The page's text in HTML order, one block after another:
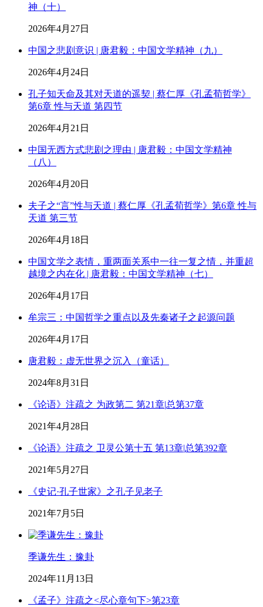
神（十）
2026年4月27日
中国之悲剧意识 | 唐君毅：中国文学精神（九）
2026年4月24日
孔子知天命及其对天道的遥契 | 蔡仁厚《孔孟荀哲学》
第6章 性与天道 第四节
2026年4月21日
中国无西方式悲剧之理由 | 唐君毅：中国文学精神
（八）
2026年4月20日
夫子之“言”性与天道 | 蔡仁厚《孔孟荀哲学》第6章 性与
天道 第三节
2026年4月18日
中国文学之表情，重两面关系中一往一复之情，并重超
越境之内在化 | 唐君毅：中国文学精神（七）
2026年4月17日
牟宗三：中国哲学之重点以及先秦诸子之起源问题
2026年4月17日
唐君毅：虚无世界之沉入（童话）
2024年8月31日
《论语》注疏之 为政第二 第21章|总第37章
2021年4月28日
《论语》注疏之 卫灵公第十五 第13章|总第392章
2021年5月27日
《史记·孔子世家》之孔子见老子
2021年7月5日
季谦先生：豫卦
2024年11月13日
《孟子》注疏之<尽心章句下>第23章